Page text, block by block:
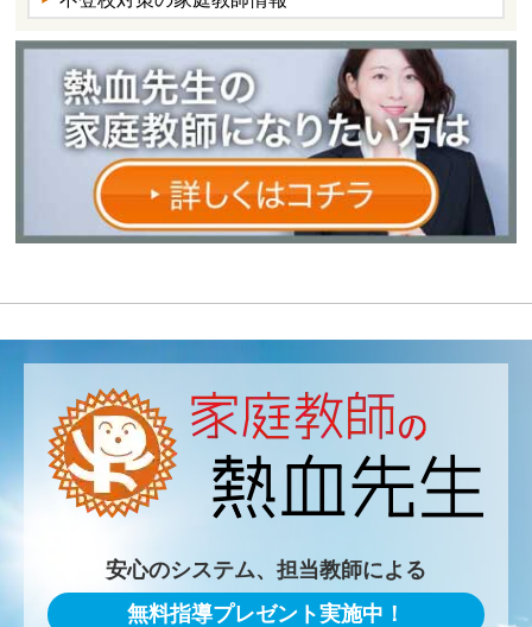
安心のシステム、担当教師による
無料指導プレゼント実施中！